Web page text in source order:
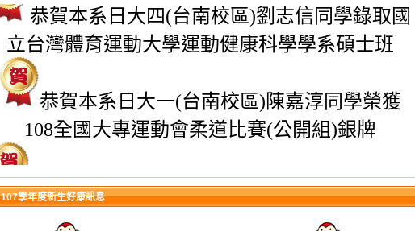
恭賀本系日大四(台南校區)劉志信同學錄取國
立台灣體育運動大學運動健康科學學系碩士班
恭賀本系日大一(台南校區)陳嘉淳同學榮獲
108全國大專運動會柔道比賽(公開組)銀牌
恭賀本系日大四(台南校區)王昱儒同學錄取國
立中正大學社會福利學系碩士班
107學年度新生好康訊息